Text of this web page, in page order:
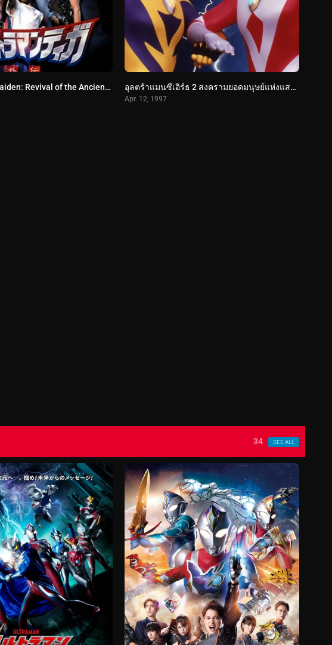
Ultraman Tiga Gaiden: Revival of the Ancient Giant อุลตร้าแมนทีก้า ภาคพิเศษ คืนชีพยอดมนุษย์แห่งอดีตกาล (2001) อุลตร้าแมนซีเอิร์ธ 2 สงครามยอดมนุษย์แห่งแสงและเงา (1997) Ultraman Zearth Movie 2
Apr. 12, 1997
34 SEE ALL